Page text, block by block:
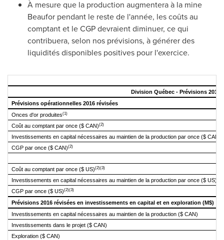
À mesure que la production augmentera à la mine
Beaufor pendant le reste de l'année, les coûts au
comptant et le CGP devraient diminuer, ce qui
contribuera, selon nos prévisions, à générer des
liquidités disponibles positives pour l'exercice.
Division Québec - Prévisions 2016
Prévisions opérationnelles 2016 révisées
Onces d'or produites(1)
Coût au comptant par once ($ CAN)(2)
Investissements en capital nécessaires au maintien de la production par once ($ CAN)
CGP par once ($ CAN)(2)
Coût au comptant par once ($ US)(2)(3)
Investissements en capital nécessaires au maintien de la production par once ($ US)
CGP par once ($ US)(2)(3)
Prévisions 2016 révisées en investissements en capital et en exploration (M$)
Investissements en capital nécessaires au maintien de la production ($ CAN)
Investissements dans le projet ($ CAN)
Exploration ($ CAN)